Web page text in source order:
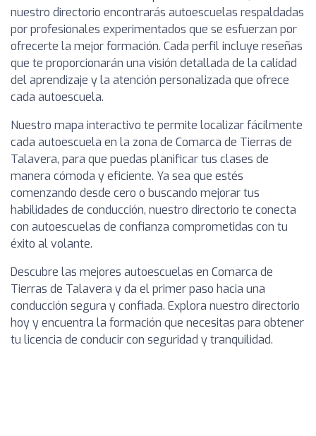
nuestro directorio encontrarás autoescuelas respaldadas
por profesionales experimentados que se esfuerzan por
ofrecerte la mejor formación. Cada perfil incluye reseñas
que te proporcionarán una visión detallada de la calidad
del aprendizaje y la atención personalizada que ofrece
cada autoescuela.
Nuestro mapa interactivo te permite localizar fácilmente
cada autoescuela en la zona de Comarca de Tierras de
Talavera, para que puedas planificar tus clases de
manera cómoda y eficiente. Ya sea que estés
comenzando desde cero o buscando mejorar tus
habilidades de conducción, nuestro directorio te conecta
con autoescuelas de confianza comprometidas con tu
éxito al volante.
Descubre las mejores autoescuelas en Comarca de
Tierras de Talavera y da el primer paso hacia una
conducción segura y confiada. Explora nuestro directorio
hoy y encuentra la formación que necesitas para obtener
tu licencia de conducir con seguridad y tranquilidad.